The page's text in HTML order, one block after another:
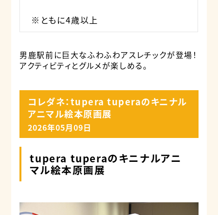
※ともに4歳以上
男鹿駅前に巨大なふわふわアスレチックが登場！
アクティビティとグルメが楽しめる。
コレダネ：tupera tuperaのキニナル
アニマル絵本原画展
2026年05月09日
tupera tuperaのキニナルアニ
マル絵本原画展